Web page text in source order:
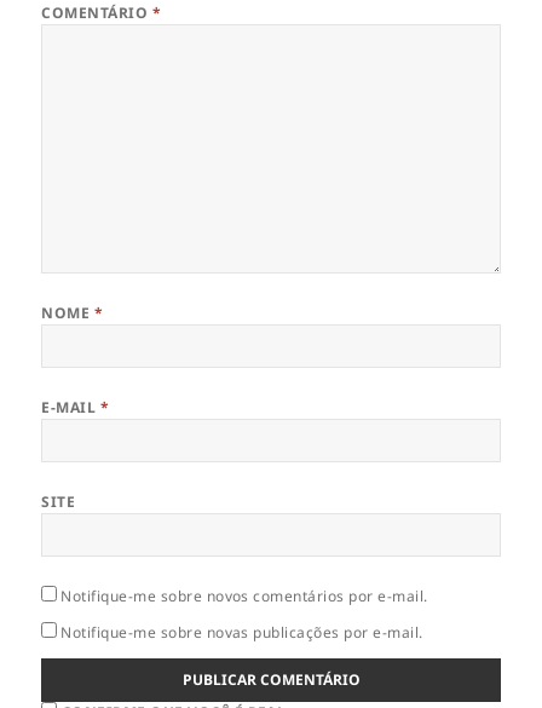
COMENTÁRIO *
NOME *
E-MAIL *
SITE
Notifique-me sobre novos comentários por e-mail.
Notifique-me sobre novas publicações por e-mail.